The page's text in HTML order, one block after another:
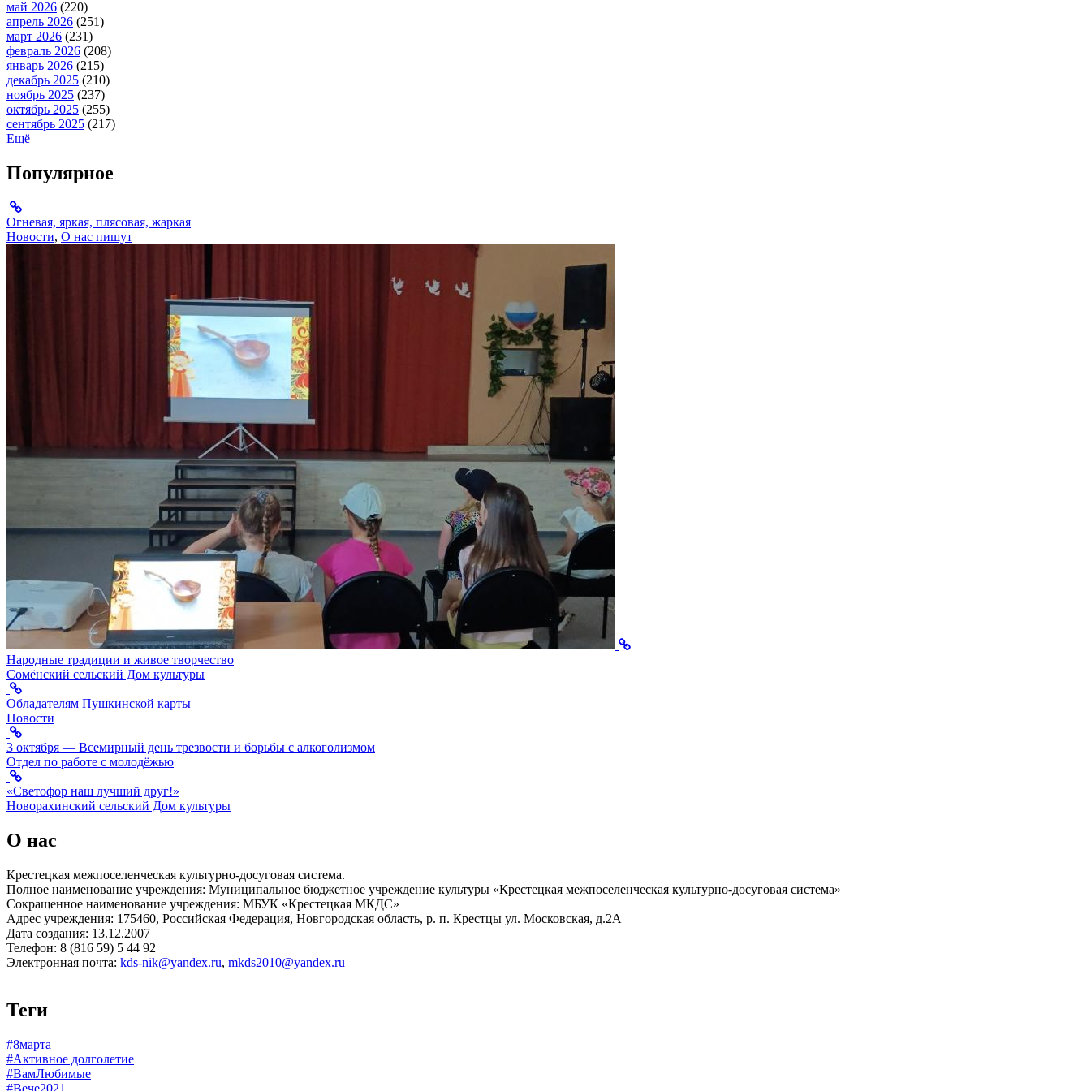
май 2026 (220)
апрель 2026 (251)
март 2026 (231)
февраль 2026 (208)
январь 2026 (215)
декабрь 2025 (210)
ноябрь 2025 (237)
октябрь 2025 (255)
сентябрь 2025 (217)
Ещё
Популярное
Огневая, яркая, плясовая, жаркая
Новости, О нас пишут
Народные традиции и живое творчество
Сомёнский сельский Дом культуры
Обладателям Пушкинской карты
Новости
3 октября — Всемирный день трезвости и борьбы с алкоголизмом
Отдел по работе с молодёжью
«Светофор наш лучший друг!»
Новорахинский сельский Дом культуры
О нас
Крестецкая межпоселенческая культурно-досуговая система.
Полное наименование учреждения: Муниципальное бюджетное учреждение культуры «Крестецкая межпоселенческая культурно-досуговая система»
Сокращенное наименование учреждения: МБУК «Крестецкая МКДС»
Адрес учреждения: 175460, Российская Федерация, Новгородская область, р. п. Крестцы ул. Московская, д.2А
Дата создания: 13.12.2007
Телефон: 8 (816 59) 5 44 92
Электронная почта: kds-nik@yandex.ru, mkds2010@yandex.ru
Теги
#8марта
#Активное долголетие
#ВамЛюбимые
#Вече2021